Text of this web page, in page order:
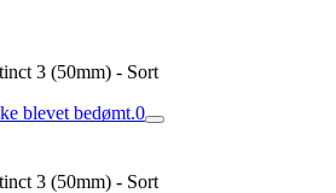
3 (50mm) - Sort
blevet bedømt.0
3 (50mm) - Sort